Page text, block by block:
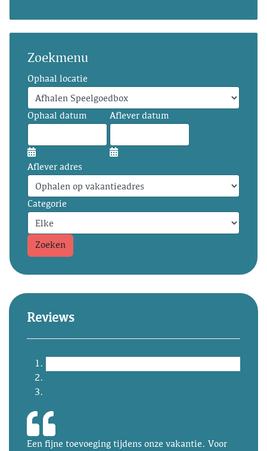
Zoekmenu
Ophaal locatie
Ophaal datum Aflever datum
Aflever adres
Categorie
Zoeken
Reviews
Een fijne toevoeging tijdens onze vakantie. Voor